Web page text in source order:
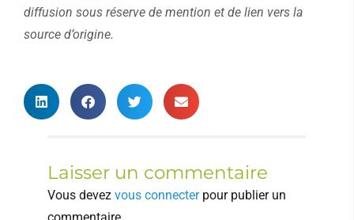
diffusion sous réserve de mention et de lien vers la
source d’origine.
Laisser un commentaire
Vous devez vous connecterpour publier un